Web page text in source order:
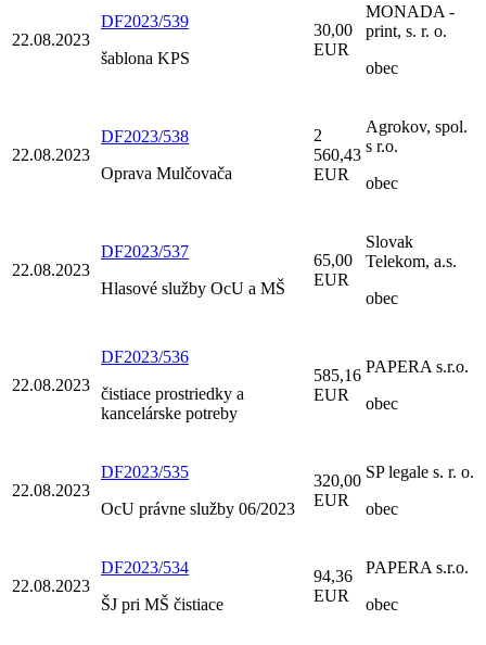
22.08.2023
DF2023/539
šablona KPS
30,00
EUR
MONADA -
print, s. r. o.
obec
22.08.2023
DF2023/538
Oprava Mulčovača
2
560,43
EUR
Agrokov, spol.
s r.o.
obec
22.08.2023
DF2023/537
Hlasové služby OcU a MŠ
65,00
EUR
Slovak
Telekom, a.s.
obec
22.08.2023
DF2023/536
čistiace prostriedky a
kancelárske potreby
585,16
EUR
PAPERA s.r.o.
obec
22.08.2023
DF2023/535
OcU právne služby 06/2023
320,00
EUR
SP legale s. r. o.
obec
22.08.2023
DF2023/534
ŠJ pri MŠ čistiace
94,36
EUR
PAPERA s.r.o.
obec